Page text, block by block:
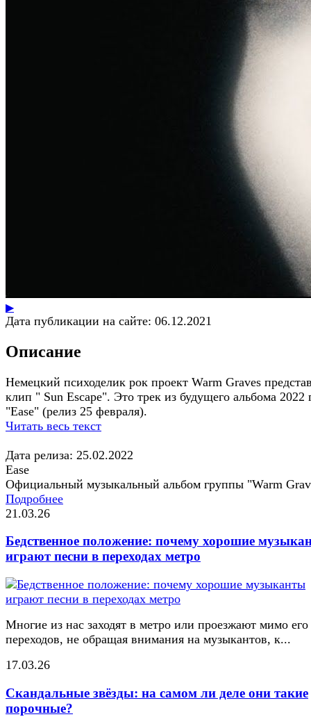
▶
Дата публикации на сайте: 06.12.2021
Описание
Немецкий психоделик рок проект Warm Graves
клип " Sun Escape". Это трек из будущего альбома 2022
"Ease" (релиз 25 февраля).
Читать весь текст
Дата релиза: 25.02.2022
Ease
Официальный музыкальный альбом группы "Warm
Подробнее
21.03.26
Бедственное положение: почему хорошие
играют песни в переходах метро
Многие из нас заходят в метро или проезжают мимо его
переходов, не обращая внимания на музыкантов, к...
17.03.26
Скандальные звёзды: на самом ли деле они такие
порочные?